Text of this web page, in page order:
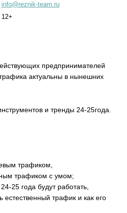
info@reznik-team.ru
12+
предпринимателей
актуальны в нынешних
и тренды 24-25года.
трафиком,
трафиком с умом;
25 года будут работать,
естественный трафик и как его